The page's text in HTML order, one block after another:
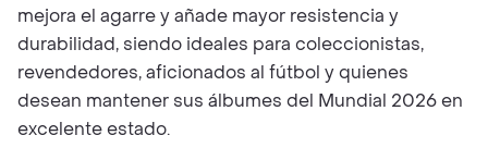
mejora el agarre y añade mayor resistencia y
durabilidad, siendo ideales para coleccionistas,
revendedores, aficionados al fútbol y quienes
desean mantener sus álbumes del Mundial 2026 en
excelente estado.